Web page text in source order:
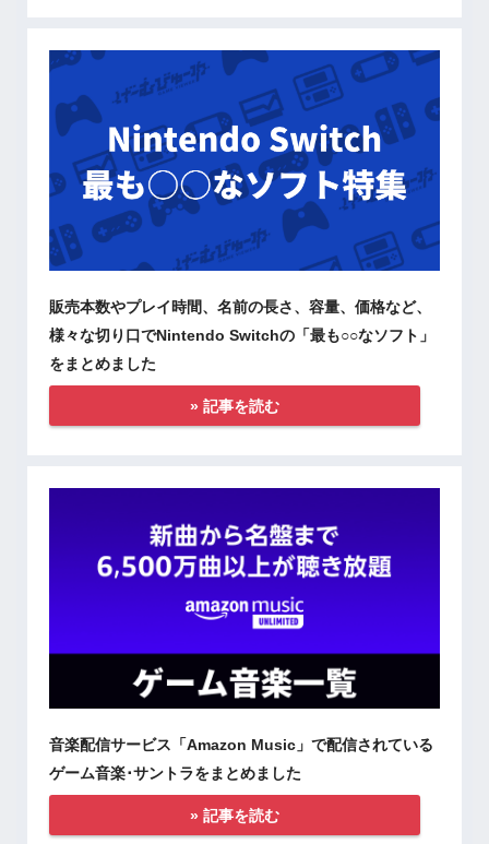
販売本数やプレイ時間、名前の長さ、容量、価格など、
様々な切り口でNintendo Switchの「最も○○なソフト」
をまとめました
» 記事を読む
音楽配信サービス「Amazon Music」で配信されている
ゲーム音楽･サントラをまとめました
» 記事を読む